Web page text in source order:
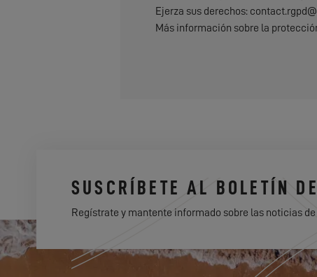
Ejerza sus derechos:
Más información sobre la
SUSCRÍBETE AL BOLETÍN
Regístrate y mantente informado sobre las noticias de